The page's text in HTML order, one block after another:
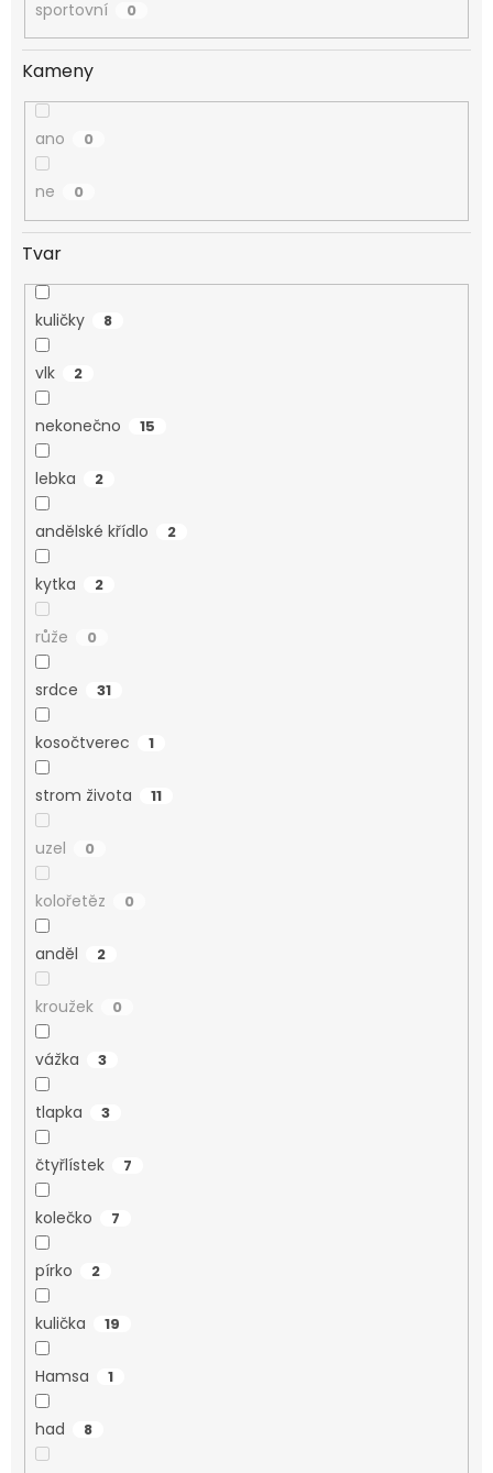
sportovní 0
Kameny
ano 0
ne 0
Tvar
kuličky 8
vlk 2
nekonečno 15
lebka 2
andělské křídlo 2
kytka 2
růže 0
srdce 31
kosočtverec 1
strom života 11
uzel 0
kolořetěz 0
anděl 2
kroužek 0
vážka 3
tlapka 3
čtyřlístek 7
kolečko 7
pírko 2
kulička 19
Hamsa 1
had 8